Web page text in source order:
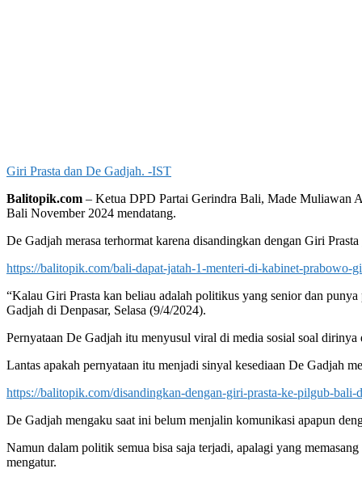
Giri Prasta dan De Gadjah. -IST
Balitopik.com – Ketua DPD Partai Gerindra Bali, Made Muliawan
Bali November 2024 mendatang.
De Gadjah merasa terhormat karena disandingkan dengan Giri
https://balitopik.com/bali-dapat-jatah-1-menteri-di-kabinet-prabowo-
“Kalau Giri Prasta kan beliau adalah politikus yang senior dan
Gadjah di Denpasar, Selasa (9/4/2024).
Pernyataan De Gadjah itu menyusul viral di media sosial soal
Lantas apakah pernyataan itu menjadi sinyal kesediaan De Gadjah
https://balitopik.com/disandingkan-dengan-giri-prasta-ke-pilgub-bali-
De Gadjah mengaku saat ini belum menjalin komunikasi apapun
Namun dalam politik semua bisa saja terjadi, apalagi yang
mengatur.